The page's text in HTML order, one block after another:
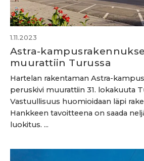
1.11.2023
Astra-
muurattiin Turussa
Hartelan rakentaman Astra-
peruskivi muurattiin 31. lokakuuta
Vastuullisuus huomioidaan läpi
Hankkeen tavoitteena on saada
luokitus. ...